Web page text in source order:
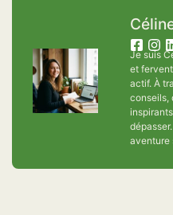
Je suis
et
actif. À
conseils,
aventure